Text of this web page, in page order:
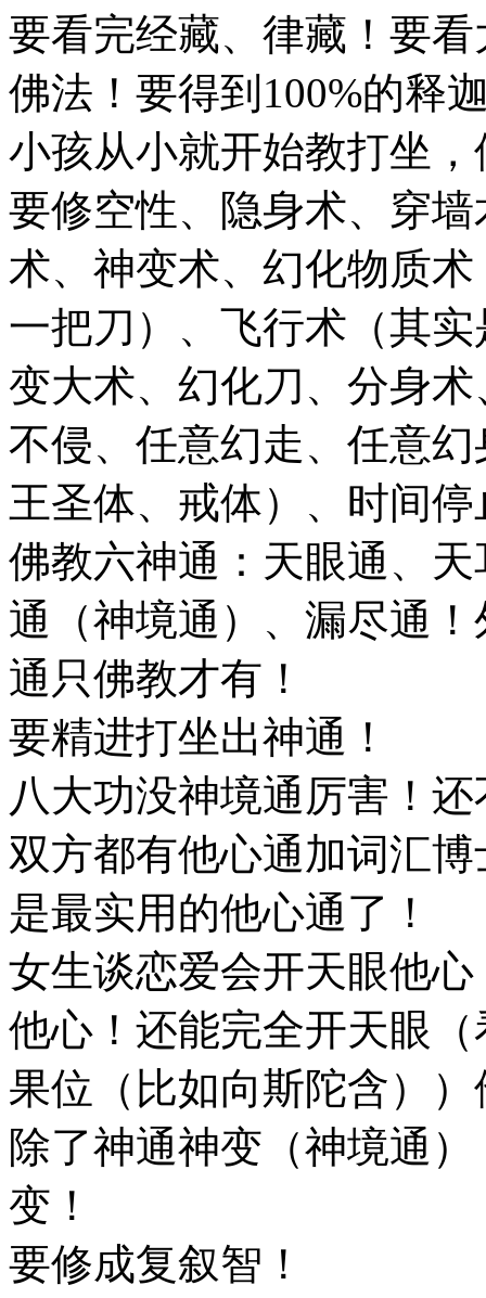
要看完经藏、律藏！要
佛法！要得到100%的释
小孩从小就开始教打坐
要修空性、隐身术、穿
术、神变术、幻化物质
一把刀）、飞行术（其
变大术、幻化刀、分身
不侵、任意幻走、任意
王圣体、戒体）、时间
佛教六神通：天眼通、
通（神境通）、漏尽通
通只佛教才有！
要精进打坐出神通！
八大功没神境通厉害！
双方都有他心通加词汇
是最实用的他心通了！
女生谈恋爱会开天眼他
他心！还能完全开天眼
果位（比如向斯陀含）
除了神通神变（神境通
变！
要修成复叙智！